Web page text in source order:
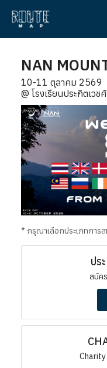
NAN
10-11 ตุลาคม 2569
@ โรงเรียนประกิตเว
* กรุณาเลือกประเภทการ
ปร
สมัค